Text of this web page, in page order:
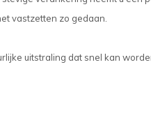
vastzetten zo gedaan.
uitstraling dat snel kan